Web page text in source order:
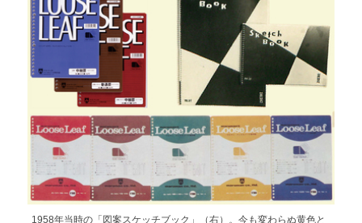
1958年当時の「図案スケッチブック」（右）。今も変わらぬ黄色と